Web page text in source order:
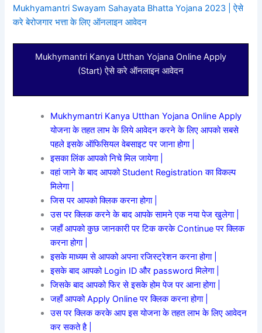
Mukhyamantri Swayam Sahayata Bhatta Yojana 2023 | ऐसे
करे बेरोजगार भत्ता के लिए ऑनलाइन आवेदन
Mukhymantri Kanya Utthan Yojana Online Apply
(Start) ऐसे करे ऑनलाइन आवेदन
Mukhymantri Kanya Utthan Yojana Online Apply
योजना के तहत लाभ के लिये आवेदन करने के लिए आपको सबसे
पहले इसके ऑफिसियल वेबसाइट पर जाना होगा |
इसका लिंक आपको निचे मिल जायेगा |
वहां जाने के बाद आपको Student Registration का विकल्प
मिलेगा |
जिस पर आपको क्लिक करना होगा |
उस पर क्लिक करने के बाद आपके सामने एक नया पेज खुलेगा |
जहाँ आपको कुछ जानकारी पर टिक करके Continue पर क्लिक
करना होगा |
इसके माध्यम से आपको अपना रजिस्ट्रेशन करना होगा |
इसके बाद आपको Login ID और password मिलेगा |
जिसके बाद आपको फिर से इसके होम पेज पर आना होगा |
जहाँ आपको Apply Online पर क्लिक करना होगा |
उस पर क्लिक करके आप इस योजना के तहत लाभ के लिए आवेदन
कर सकते है |